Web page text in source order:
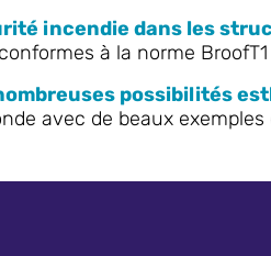
incendie dans les
à la norme
possibilités
avec de beaux